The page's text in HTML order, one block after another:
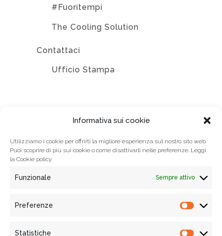
Informativa sui cookie
Utilizziamo i cookie per offrirti la migliore esperienza sul nostro sito web.
Puoi scoprire di più sui cookie o come disattivarli nelle preferenze. Leggi
la Cookie policy.
Funzionale Sempre attivo
Preferenze
Statistiche
#Fuoritempi
The Cooling Solution
Contattaci
Ufficio Stampa